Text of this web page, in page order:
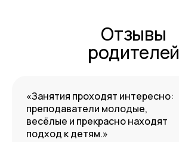
Отзывы
родителей
«Занятия проходят интересно:
преподаватели молодые,
весёлые и прекрасно находят
подход к детям.»